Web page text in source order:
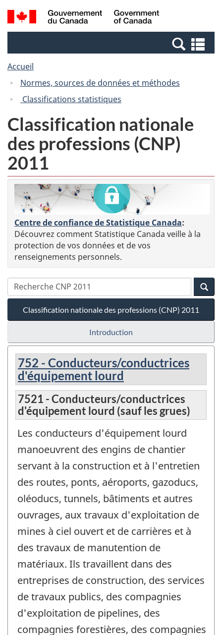
Passer
au
Passer
à
Canada
Recherche
et
et
Accueil
Normes, sources de données et méthodes
Classifications statistiques
Classification nationale
des professions (CNP)
2011
Centre de confiance de Statistique Canada:
Découvrez comment Statistique Canada veille à la
protection de vos données et de vos
renseignements personnels.
Classification nationale des professions (CNP) 2011
Introduction
752 - Conducteurs/conductrices
d'équipement lourd
7521 - Conducteurs/conductrices
d'équipement lourd (sauf les grues)
Les conducteurs d'équipement lourd
manoeuvrent des engins de chantier
servant à la construction et à l'entretien
des routes, ponts, aéroports, gazoducs,
oléoducs, tunnels, bâtiments et autres
ouvrages, aux travaux d'exploitation de
mines à ciel ouvert et de carrières et à
des travaux de manutention de
matériaux. Ils travaillent dans des
entreprises de construction, des services
de travaux publics, des compagnies
d'exploitation de pipelines, des
compagnies forestières, des compagnies